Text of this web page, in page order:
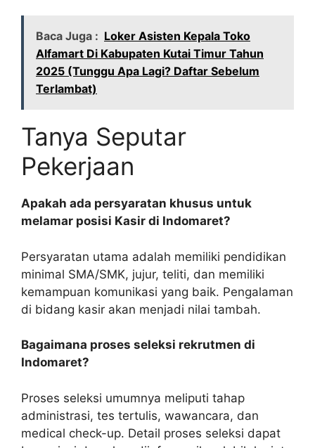
Baca Juga : Loker Asisten Kepala Toko
Alfamart Di Kabupaten Kutai Timur Tahun
2025 (Tunggu Apa Lagi? Daftar Sebelum
Terlambat)
Tanya Seputar
Pekerjaan
Apakah ada persyaratan khusus untuk
melamar posisi Kasir di Indomaret?
Persyaratan utama adalah memiliki pendidikan
minimal SMA/SMK, jujur, teliti, dan memiliki
kemampuan komunikasi yang baik. Pengalaman
di bidang kasir akan menjadi nilai tambah.
Bagaimana proses seleksi rekrutmen di
Indomaret?
Proses seleksi umumnya meliputi tahap
administrasi, tes tertulis, wawancara, dan
medical check-up. Detail proses seleksi dapat